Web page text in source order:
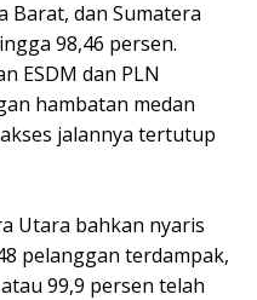
Barat, dan Sumatera
98,46 persen.
ESDM dan PLN
hambatan medan
jalannya tertutup
Utara bahkan nyaris
pelanggan terdampak,
99,9 persen telah